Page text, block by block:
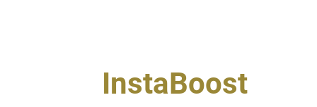
InstaBoost